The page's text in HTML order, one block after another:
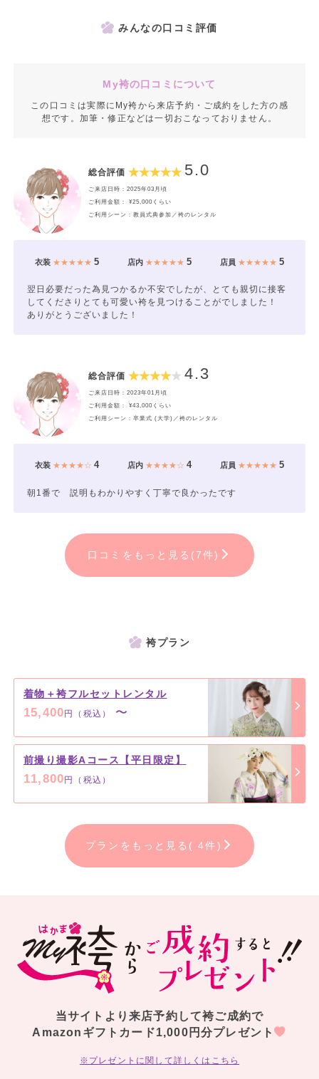
みんなの口コミ評価
My袴の口コミについて
この口コミは実際にMy袴から来店予約・ご成約をした方の感
想です。加筆・修正などは一切おこなっておりません。
総合評価 5.0
ご来店日時：2025年03月頃
ご利用金額： ¥25,000くらい
ご利用シーン：教員式典参加／袴のレンタル
衣装★★★★★ 5 店内★★★★★ 5 店員 ★★★★★5
翌日必要だった為見つかるか不安でしたが、とても親切に接客
してくださりとても可愛い袴を見つけることがでしました！
ありがとうございました！
総合評価 4.3
ご来店日時：2023年01月頃
ご利用金額： ¥43,000くらい
ご利用シーン：卒業式 (大学)／袴のレンタル
衣装★★★★☆ 4 店内★★★★☆ 4 店員 ★★★★★5
朝1番で 説明もわかりやすく丁寧で良かったです
口コミをもっと見る(7件)
袴プラン
着物＋袴フルセットレンタル
15,400円（税込） 〜
前撮り撮影Aコース【平日限定】
11,800円（税込）
プランをもっと見る( 4件)
当サイトより来店予約して袴ご成約で
Amazonギフトカード1,000円分プレゼント
※プレゼントに関して詳しくはこちら